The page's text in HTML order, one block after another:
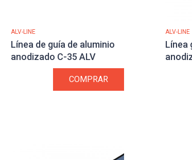
ALV-LINE
Línea de guía de aluminio
anodizado C-35 ALV
COMPRAR
ALV-LINE
Línea